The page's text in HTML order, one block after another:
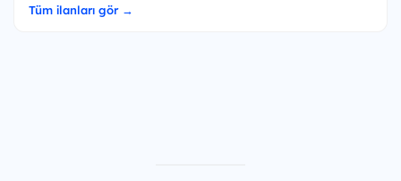
Tüm ilanları gör →